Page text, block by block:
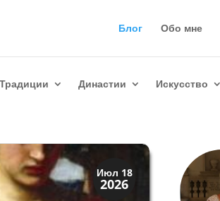
Блог Обо мне
Традиции Династии Искусство
Июл 18
2026